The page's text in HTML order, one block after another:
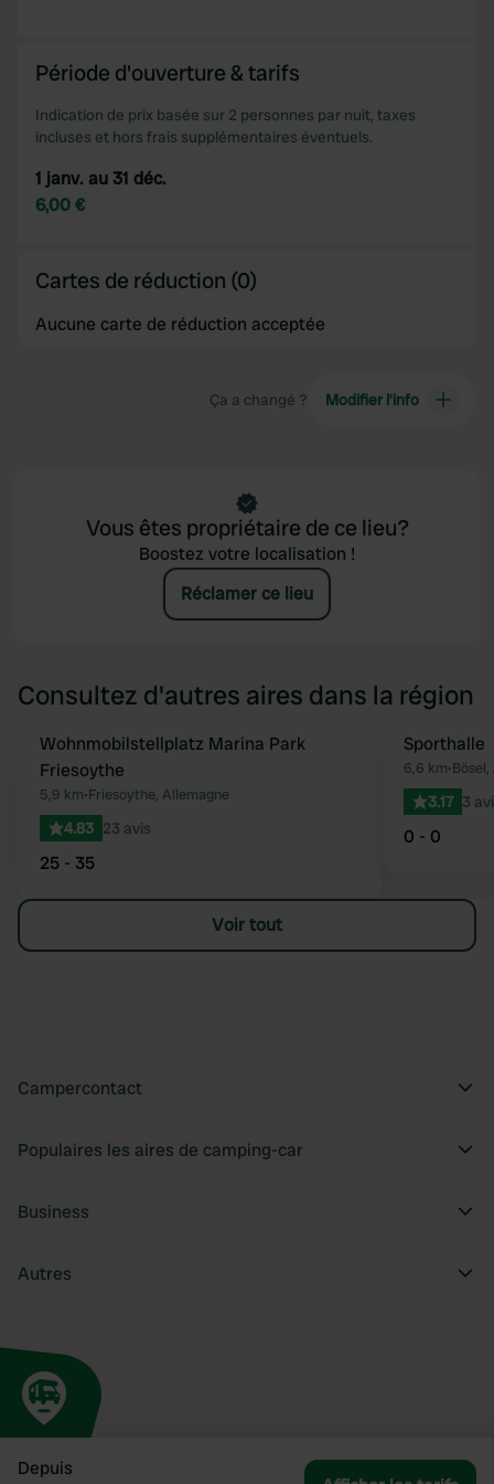
Depuis
Période d'ouverture & tarifs
Indication de prix basée sur 2 personnes par nuit, taxes
incluses et hors frais supplémentaires éventuels.
1 janv. au 31 déc.
6,00 €
Cartes de réduction (0)
Aucune carte de réduction acceptée
Ça a changé ? Modifier l’info
Vous êtes propriétaire de ce lieu?
Boostez votre localisation !
Réclamer ce lieu
Consultez d'autres aires dans la région
Préféré
Wohnmobilstellplatz Marina Park
Friesoythe
5,9 km•Friesoythe, Allemagne
4.83 23 avis
25 - 35
Sporthalle
6,6 km•
3.17 3
0 - 0
Voir tout
Campercontact
Populaires les aires de camping-car
Business
Autres